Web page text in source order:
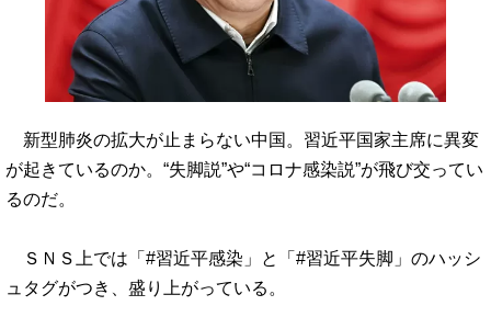
新型肺炎の拡大が止まらない中国。習近平国家主席に異変
が起きているのか。“失脚説”や“コロナ感染説”が飛び交ってい
るのだ。
ＳＮＳ上では「#習近平感染」と「#習近平失脚」のハッシ
ュタグがつき、盛り上がっている。